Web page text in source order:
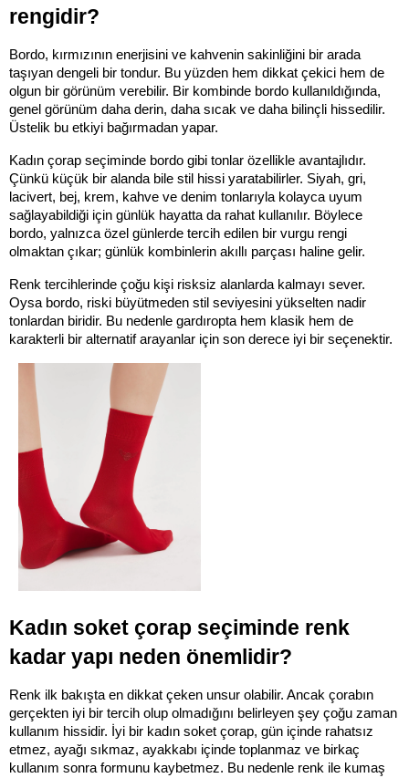
rengidir?
Bordo, kırmızının enerjisini ve kahvenin sakinliğini bir arada
taşıyan dengeli bir tondur. Bu yüzden hem dikkat çekici hem de
olgun bir görünüm verebilir. Bir kombinde bordo kullanıldığında,
genel görünüm daha derin, daha sıcak ve daha bilinçli hissedilir.
Üstelik bu etkiyi bağırmadan yapar.
Kadın çorap seçiminde bordo gibi tonlar özellikle avantajlıdır.
Çünkü küçük bir alanda bile stil hissi yaratabilirler. Siyah, gri,
lacivert, bej, krem, kahve ve denim tonlarıyla kolayca uyum
sağlayabildiği için günlük hayatta da rahat kullanılır. Böylece
bordo, yalnızca özel günlerde tercih edilen bir vurgu rengi
olmaktan çıkar; günlük kombinlerin akıllı parçası haline gelir.
Renk tercihlerinde çoğu kişi risksiz alanlarda kalmayı sever.
Oysa bordo, riski büyütmeden stil seviyesini yükselten nadir
tonlardan biridir. Bu nedenle gardıropta hem klasik hem de
karakterli bir alternatif arayanlar için son derece iyi bir seçenektir.
Kadın soket çorap seçiminde renk
kadar yapı neden önemlidir?
Renk ilk bakışta en dikkat çeken unsur olabilir. Ancak çorabın
gerçekten iyi bir tercih olup olmadığını belirleyen şey çoğu zaman
kullanım hissidir. İyi bir kadın soket çorap, gün içinde rahatsız
etmez, ayağı sıkmaz, ayakkabı içinde toplanmaz ve birkaç
kullanım sonra formunu kaybetmez. Bu nedenle renk ile kumaş